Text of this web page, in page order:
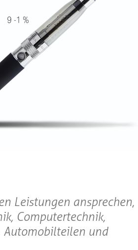
Leistungen ansprechen,
Computertechnik,
Automobilteilen und